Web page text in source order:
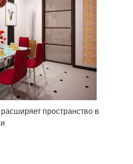
пространство в